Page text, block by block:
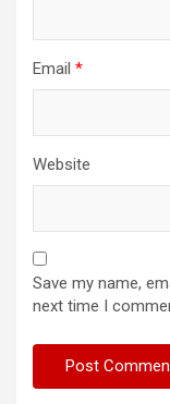
Email *
Website
Save my name,
next time I